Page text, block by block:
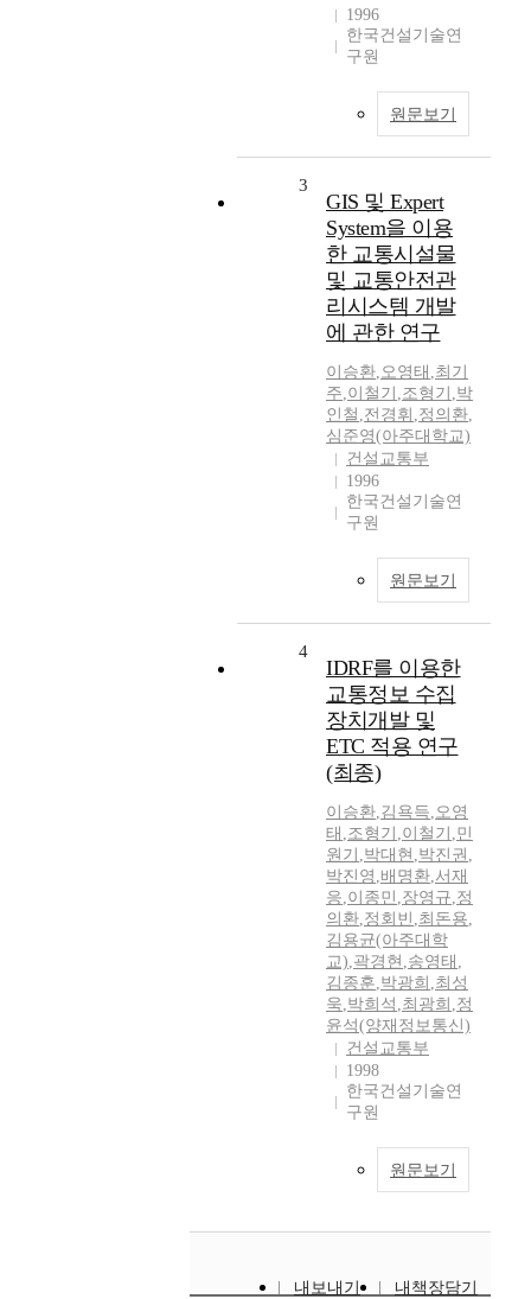
1996
한국건설기술연
구원
원문보기
3
GIS 및 Expert
System을 이용
한 교통시설물
및 교통안전관
리시스템 개발
에 관한 연구
이승환,오영태 ,최기
주,이철기 ,조형기 ,박
인철 ,전경휘 ,정의환,
심준영(아주대학교)
건설교통부
1996
한국건설기술연
구원
원문보기
4
IDRF를 이용한
교통정보 수집
장치개발 및
ETC 적용 연구
(최종)
이승환,김욕득,오영
태 ,조형기 ,이철기 ,민
원기 ,박대현 ,박진권 ,
박진영 ,배명환,서재
응,이종민 ,장영규,정
의환,정회빈 ,최돈용,
김용균(아주대학
교),곽경현 ,송영태 ,
김종훈,박광희 ,최성
욱,박희석 ,최광희 ,정
윤석(양재정보통신)
건설교통부
1998
한국건설기술연
구원
원문보기
내보내기
내책장담기